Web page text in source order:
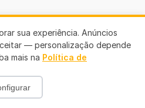
sua experiência. Anúncios
— personalização depende
mais na Política de